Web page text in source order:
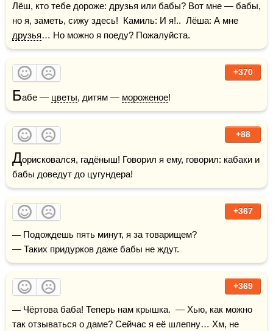
Лёш, кто тебе дороже: друзья или бабы? Вот мне — бабы,
друзья… Но можно я поеду? Пожалуйста.
+370
Бабе — цветы, дитям — мороженое!
+88
Дорисковался, гадёныш! Говорил я ему, говорил: кабаки и
+367
— Подождешь пять минут, я за товарищем?
— Таких придурков даже бабы не ждут.
+369
— Чёртова баба! Теперь нам крышка.  — Хью, как можно
так отзываться о даме? Сейчас я её шлепну… Хм, не